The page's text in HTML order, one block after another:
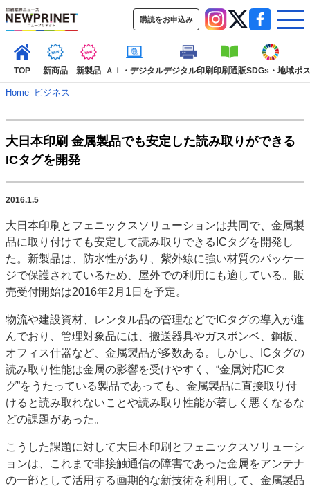
購読をお申込み
TOP 新商品 新製品 ＡＩ・デジタルデジタル印刷印刷通販SDGs・地域ポ
TOP
新着記事
インタビュー
SDGs・地域
ポストプレス ビジネス イベント 信用情報
業界
市場・統計
人事・移転・異動・訃報
特集記事カテゴリー一覧
JAPAN PACK 2023 特集
中古印刷機・製本機特集
2022 見える化・MIS特集
2022 検査・校正特集
特集・デジタル印刷 ～ 新成長軌道を描く
案内
発刊案内
JFPI印刷用語集
運営
会社案内
購読・購入申し込み
サイトポリシー
お問い合わせ
Home–ビジネス
大日本印刷 金属製品でも安定した読み取りができる
ICタグを開発
2016.1.5
大日本印刷とフェニックスソリューションは共同で、金属製
品に取り付けても安定して読み取りできるICタグを開発し
た。新製品は、防水性があり、紫外線に強い材質のパッケー
ジで保護されているため、屋外での利用にも適している。販
売受付開始は2016年2月1日を予定。
物流や建設資材、レンタル品の管理などでICタグの導入が進
んでおり、管理対象品には、搬送器具やガスボンベ、鋼板、
オフィス什器など、金属製品が多数ある。しかし、ICタグの
読み取り性能は金属の影響を受けやすく、“金属対応ICタ
グ”をうたっている製品であっても、金属製品に直接取り付
けると読み取れないことや読み取り性能が著しく悪くなるな
どの課題があった。
こうした課題に対して大日本印刷とフェニックスソリューシ
ョンは、これまで非接触通信の障害であった金属をアンテナ
の一部として活用する画期的な新技術を利用して、金属製品